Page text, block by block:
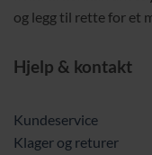
og legg til rette for et
Hjelp & kontakt
Kundeservice
Klager og returer